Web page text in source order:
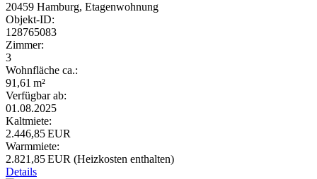
20459 Hamburg, Etagenwohnung
Objekt-ID:
128765083
Zimmer:
3
Wohnfläche ca.:
91,61 m²
Verfügbar ab:
01.08.2025
Kaltmiete:
2.446,85 EUR
Warmmiete:
2.821,85 EUR (Heizkosten enthalten)
Details